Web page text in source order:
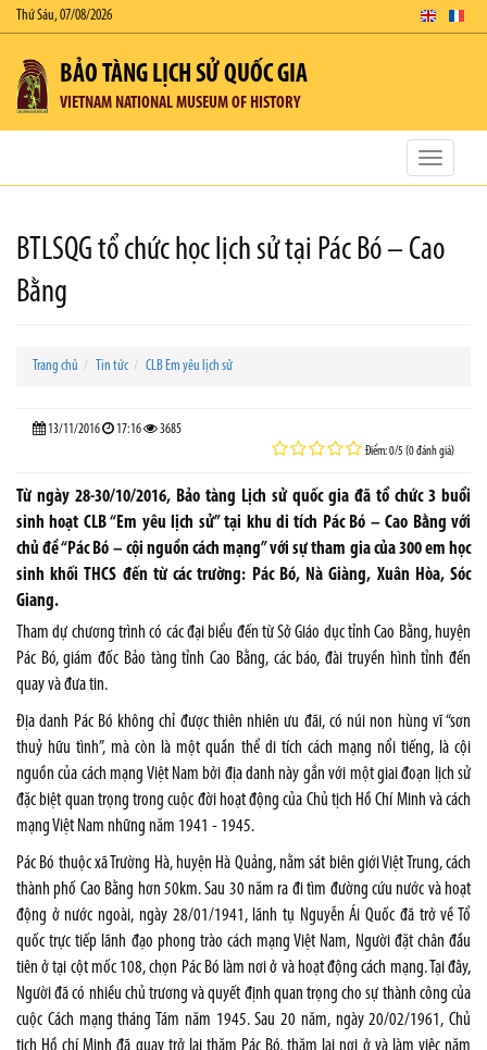
Thứ Sáu, 07/08/2026
BẢO TÀNG LỊCH SỬ QUỐC GIA
VIETNAM NATIONAL MUSEUM OF HISTORY
Toggle
BTLSQG tổ chức học lịch sử tại Pác Bó – Cao
Bằng
Trang chủ Tin tức CLB Em yêu lịch sử
13/11/2016 17:16 3685
Điểm: 0/5 (0 đánh giá)
Từ ngày 28-30/10/2016, Bảo tàng Lịch sử quốc gia đã tổ chức 3 buổi
sinh hoạt CLB “Em yêu lịch sử” tại khu di tích Pác Bó – Cao Bằng với
chủ đề “Pác Bó – cội nguồn cách mạng” với sự tham gia của 300 em học
sinh khối THCS đến từ các trường: Pác Bó, Nà Giàng, Xuân Hòa, Sóc
Giang.
Tham dự chương trình có các đại biểu đến từ Sở Giáo dục tỉnh Cao Bằng, huyện
Pác Bó, giám đốc Bảo tàng tỉnh Cao Bằng, các báo, đài truyền hình tỉnh đến
quay và đưa tin.
Địa danh Pác Bó không chỉ được thiên nhiên ưu đãi, có núi non hùng vĩ “sơn
thuỷ hữu tình”, mà còn là một quần thể di tích cách mạng nổi tiếng, là cội
nguồn của cách mạng Việt Nam bởi địa danh này gắn với một giai đoạn lịch sử
đặc biệt quan trọng trong cuộc đời hoạt động của Chủ tịch Hồ Chí Minh và cách
mạng Việt Nam những năm 1941 - 1945.
Pác Bó thuộc xã Trường Hà, huyện Hà Quảng, nằm sát biên giới Việt Trung, cách
thành phố Cao Bằng hơn 50km. Sau 30 năm ra đi tìm đường cứu nước và hoạt
động ở nước ngoài, ngày 28/01/1941, lãnh tụ Nguyễn Ái Quốc đã trở về Tổ
quốc trực tiếp lãnh đạo phong trào cách mạng Việt Nam, Người đặt chân đầu
tiên ở tại cột mốc 108, chọn Pác Bó làm nơi ở và hoạt động cách mạng. Tại đây,
Người đã có nhiều chủ trương và quyết định quan trọng cho sự thành công của
cuộc Cách mạng tháng Tám năm 1945. Sau 20 năm, ngày 20/02/1961, Chủ
tịch Hồ chí Minh đã quay trở lại thăm Pác Bó, thăm lại nơi ở và làm việc năm